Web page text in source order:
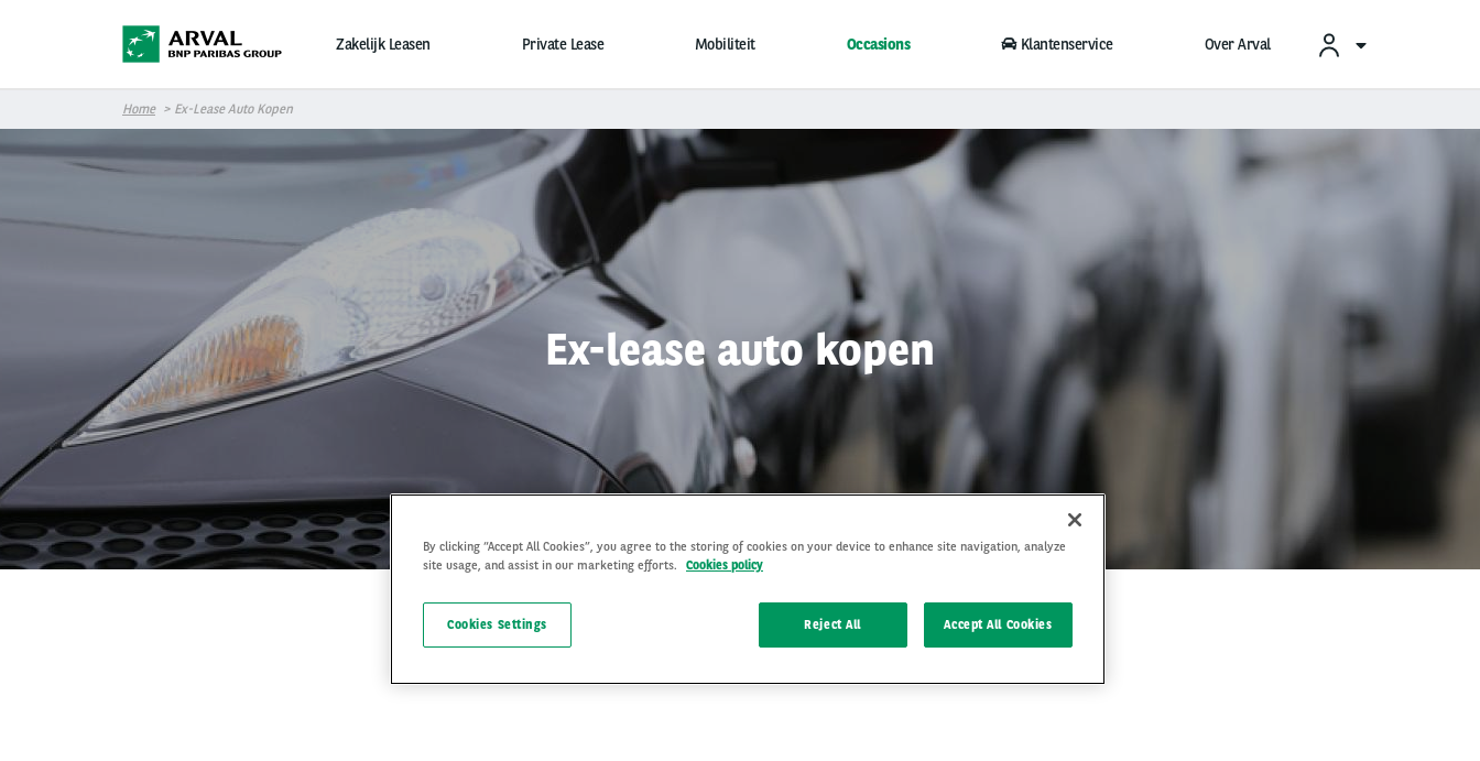
Zakelijk Leasen Private Lease Mobiliteit Occasions Klantenservice Over Arval
Home Ex-Lease Auto Kopen
Ex-lease auto kopen
By clicking “Accept All Cookies”, you agree to the storing of cookies on your device to enhance site navigation, analyze
site usage, and assist in our marketing efforts.
Cookies policy
Reject All Accept All Cookies
Cookies Settings